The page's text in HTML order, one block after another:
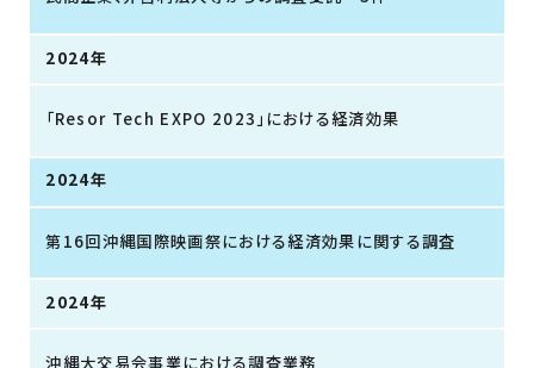
2024年
「Resor Tech EXPO 2023」における経済効果
2024年
第16回沖縄国際映画祭における経済効果に関する調査
2024年
沖縄大交易会事業における調査業務